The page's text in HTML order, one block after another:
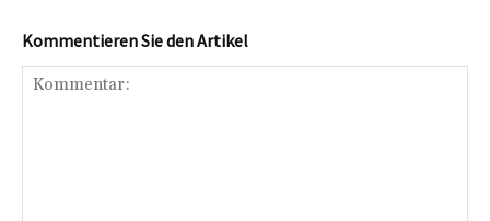
Kommentieren Sie den Artikel